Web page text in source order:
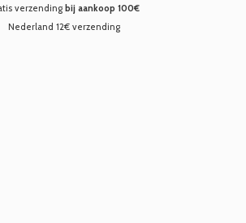
verzending bij aankoop 100€
Nederland 12€ verzending